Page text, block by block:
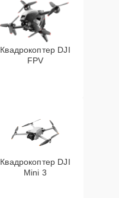
Квадрокоптер DJI
FPV
Квадрокоптер DJI
Mini 3